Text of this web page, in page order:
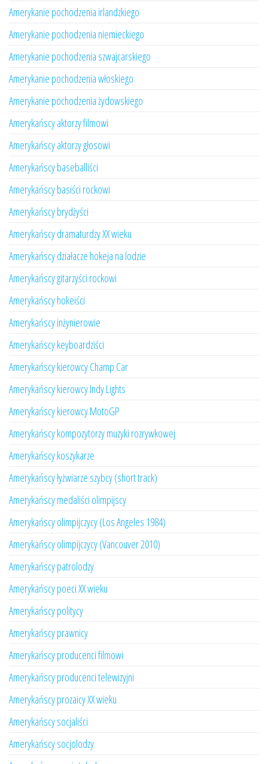
Amerykanie pochodzenia irlandzkiego
Amerykanie pochodzenia niemieckiego
Amerykanie pochodzenia szwajcarskiego
Amerykanie pochodzenia włoskiego
Amerykanie pochodzenia żydowskiego
Amerykańscy aktorzy filmowi
Amerykańscy aktorzy głosowi
Amerykańscy baseballiści
Amerykańscy basiści rockowi
Amerykańscy brydżyści
Amerykańscy dramaturdzy XX wieku
Amerykańscy działacze hokeja na lodzie
Amerykańscy gitarzyści rockowi
Amerykańscy hokeiści
Amerykańscy inżynierowie
Amerykańscy keyboardziści
Amerykańscy kierowcy Champ Car
Amerykańscy kierowcy Indy Lights
Amerykańscy kierowcy MotoGP
Amerykańscy kompozytorzy muzyki rozrywkowej
Amerykańscy koszykarze
Amerykańscy łyżwiarze szybcy (short track)
Amerykańscy medaliści olimpijscy
Amerykańscy olimpijczycy (Los Angeles 1984)
Amerykańscy olimpijczycy (Vancouver 2010)
Amerykańscy patrolodzy
Amerykańscy poeci XX wieku
Amerykańscy politycy
Amerykańscy prawnicy
Amerykańscy producenci filmowi
Amerykańscy producenci telewizyjni
Amerykańscy prozaicy XX wieku
Amerykańscy socjaliści
Amerykańscy socjolodzy